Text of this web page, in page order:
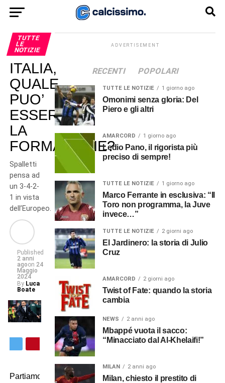
TUTTE
LE
NOTIZIE
ITALIA,
QUALE
PUO’
ESSERE
LA
FORMAZIONE?
Spalletti
pensa ad
un 3-4-2-
1 in vista
dell’Europeo.
Published
2 anni
agoon 24
Maggio
2024
By Luca
Boate
Partiamo
ADVERTISEMENT
RECENTI POPOLARI
TUTTE LE NOTIZIE 1 giorno ago
Omonimi senza gloria: Del
Piero e gli altri
AMARCORD 1 giorno ago
Ledio Pano, il rigorista più
preciso di sempre!
TUTTE LE NOTIZIE 1 giorno ago
Marco Ferrante in esclusiva: “Il
Toro non programma, la Juve
invece…”
TUTTE LE NOTIZIE 2 giorni ago
El Jardinero: la storia di Julio
Cruz
AMARCORD 2 giorni ago
Twist of Fate: quando la storia
cambia
NEWS 2 anni ago
Mbappé vuota il sacco:
“Minacciato dal Al-Khelaifi!”
MILAN 2 anni ago
Milan, chiesto il prestito di